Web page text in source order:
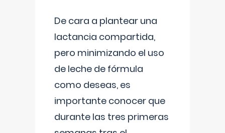
De cara a plantear una
lactancia compartida,
pero minimizando el uso
de leche de fórmula
como deseas, es
importante conocer que
durante las tres primeras